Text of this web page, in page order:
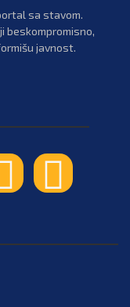
sa stavom.
beskompromisno,
javnost.